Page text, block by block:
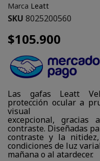
Marca Leatt
SKU 8025200560
$105.900
Las gafas Leatt
protección ocular a
visual
excepcional,
contraste. Diseñadas
contraste y la
condiciones de luz
mañana o al atardecer.